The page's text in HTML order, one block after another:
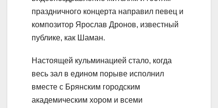
праздничного концерта направил певец и
композитор Ярослав Дронов, известный
публике, как Шаман.
Настоящей кульминацией стало, когда
весь зал в едином порыве исполнил
вместе с Брянским городским
академическим хором и всеми